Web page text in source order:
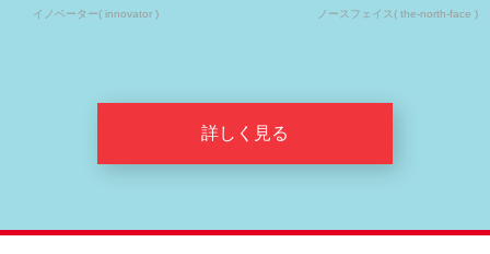
イノベーター( innovator ) ノースフェイス( the-north-face )
詳しく見る